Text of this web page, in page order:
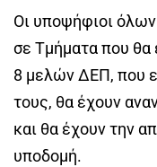
Οι υποψήφιοι
σε Τμήματα που θα
8 μελών ΔΕΠ, που
τους, θα έχουν
και θα έχουν την
υποδομή.